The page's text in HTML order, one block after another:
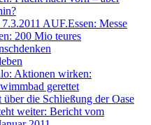
AUF.Essen: Messe
200 Mio teures
Aktionen wirken:
gerettet
über die Schließung der Oase
weiter: Bericht vom